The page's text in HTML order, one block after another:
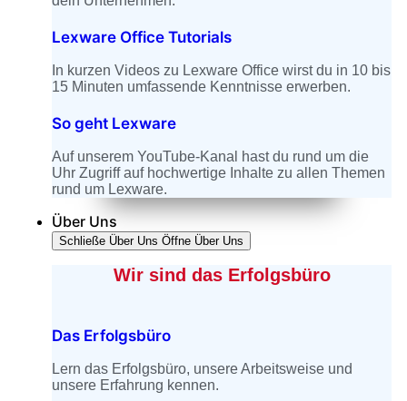
Lexware Office Tutorials
In kurzen Videos zu Lexware Office wirst du in 10 bis
15 Minuten umfassende Kenntnisse erwerben.
So geht Lexware
Auf unserem YouTube-Kanal hast du rund um die
Uhr Zugriff auf hochwertige Inhalte zu allen Themen
rund um Lexware.
Über Uns
Schließe Über Uns Öffne Über Uns
Wir sind das Erfolgsbüro
Das Erfolgsbüro
Lern das Erfolgsbüro, unsere Arbeitsweise und
unsere Erfahrung kennen.